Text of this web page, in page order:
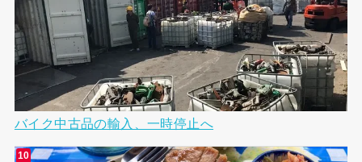
バイク中古品の輸入、一時停止へ